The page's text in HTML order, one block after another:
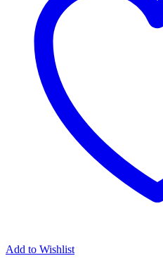
Add to Wishlist